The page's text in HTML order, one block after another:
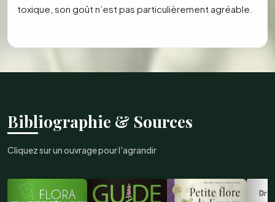
toxique, son goût n’est pas particulièrement agréable.
Bibliographie & Sources
Cliquez sur un ouvrage pour l'agrandir